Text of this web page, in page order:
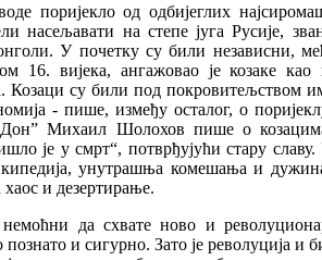
поријекло од одбијеглих
насељавати на степе југа Русије,
У почетку су били независни,
16. вијека, ангажовао је козаке као
Козаци су били под покровитељством
- пише, између осталог, о
Михаил Шолохов пише о
је у смрт“, потврђујући стару
унутрашња комешања и
и дезертирање.
да схвате ново и
познато и сигурно. Зато је револуција и